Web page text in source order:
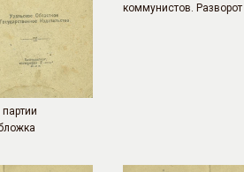
коммунистов. Разворот